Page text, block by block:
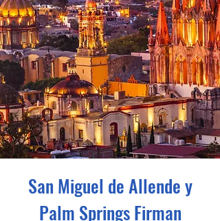
San Miguel de Allende y
Palm Springs Firman